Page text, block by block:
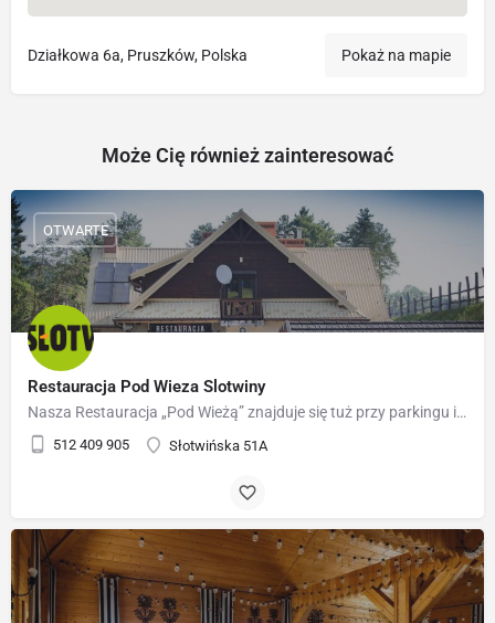
Działkowa 6a, Pruszków, Polska Pokaż na mapie
Może Cię również zainteresować
Restauracja Pod Wieza Slotwiny
Nasza Restauracja „Pod Wieżą” znajduje się tuż przy parkingu i dolnej stacji kolei linowej Słotwiny Arena. Z…
512 409 905 Słotwińska 51A
OTWARTE